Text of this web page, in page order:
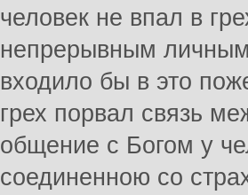
человек не впал в
непрерывным
входило бы в это
грех порвал связь
общение с Богом у
соединенною со